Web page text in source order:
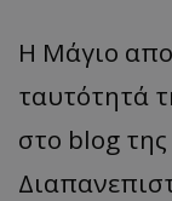
Η Μάγιο
ταυτότητά
στο blog της